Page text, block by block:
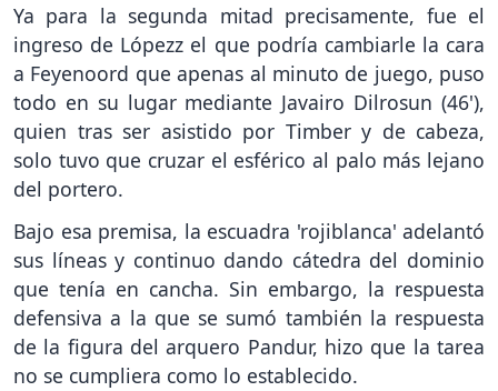
Ya para la segunda mitad precisamente, fue el
ingreso de Lópezz el que podría cambiarle la cara
a Feyenoord que apenas al minuto de juego, puso
todo en su lugar mediante Javairo Dilrosun (46'),
quien tras ser asistido por Timber y de cabeza,
solo tuvo que cruzar el esférico al palo más lejano
del portero.
Bajo esa premisa, la escuadra 'rojiblanca' adelantó
sus líneas y continuo dando cátedra del dominio
que tenía en cancha. Sin embargo, la respuesta
defensiva a la que se sumó también la respuesta
de la figura del arquero Pandur, hizo que la tarea
no se cumpliera como lo establecido.